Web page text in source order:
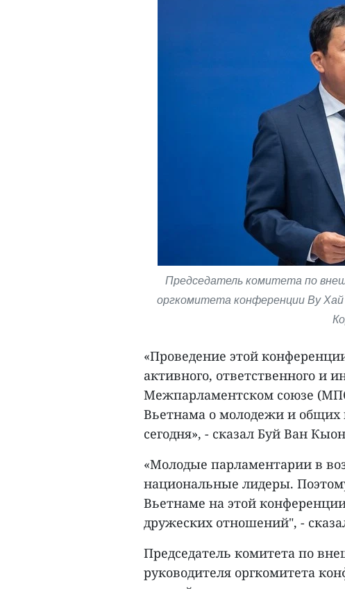
Председатель комитета по
оргкомитета конференции Ву
«Проведение этой
активного, ответственного и
Межпарламентском союзе
Вьетнама о молодежи и общих
сегодня», - сказал Буй Ван
«Молодые парламентарии в
национальные лидеры.
Вьетнаме на этой
дружеских отношений", -
Председатель комитета по
руководителя оргкомитета